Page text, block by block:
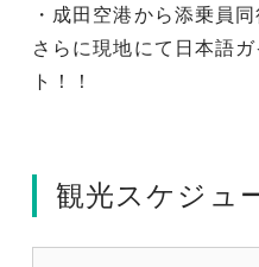
・成田空港から添乗員
さらに現地にて日本語
ト！！
観光スケジュ